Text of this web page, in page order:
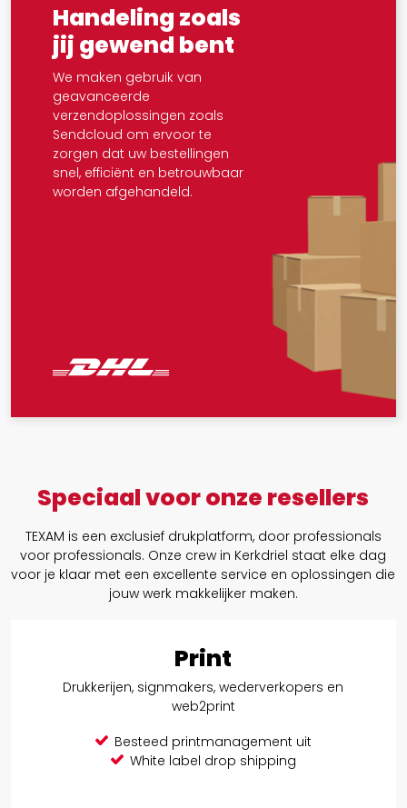
Handeling zoals
jij gewend bent
We maken gebruik van
geavanceerde
verzendoplossingen zoals
Sendcloud om ervoor te
zorgen dat uw bestellingen
snel, efficiënt en betrouwbaar
worden afgehandeld.
Speciaal voor onze resellers
TEXAM is een exclusief drukplatform, door professionals
voor professionals. Onze crew in Kerkdriel staat elke dag
voor je klaar met een excellente service en oplossingen die
jouw werk makkelijker maken.
Print
Drukkerijen, signmakers, wederverkopers en
web2print
Besteed printmanagement uit
White label drop shipping